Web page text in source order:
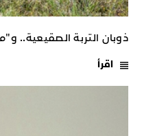
ذوبان التربة الصقيعية..
اقرأ